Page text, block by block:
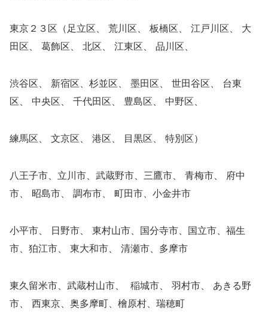
東京２３区（足立区、 荒川区、 板橋区、 江戸川区、 大
田区、 葛飾区、 北区、 江東区、 品川区、
渋谷区、 新宿区、杉並区、 墨田区、 世田谷区、 台東
区、 中央区、 千代田区、 豊島区、 中野区、
練馬区、 文京区、 港区、 目黒区、 特別区）
八王子市、立川市、武蔵野市、三鷹市、 青梅市、 府中
市、 昭島市、 調布市、 町田市、小金井市
小平市、 日野市、 東村山市、国分寺市、国立市、福生
市、狛江市、 東大和市、 清瀬市、多摩市
東久留米市、武蔵村山市、 稲城市、 羽村市、 あきる野
市、 西東京、奥多摩町、檜原村、瑞穂町